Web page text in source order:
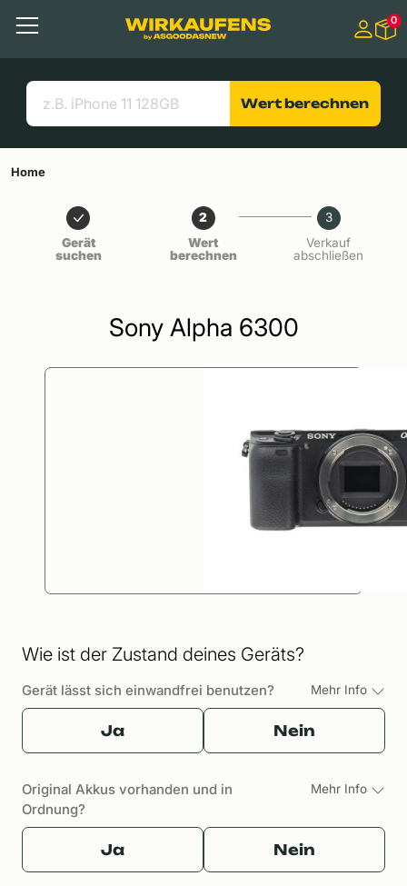
Menü
Suchen
Nützliche Links
0
Wert berechnen
Home
Gerät
suchen
2
Wert
berechnen
3
Verkauf
abschließen
Sony Alpha 6300
Wie ist der Zustand deines Geräts?
Gerät lässt sich einwandfrei benutzen? Mehr Info
Ja Nein
Original Akkus vorhanden und in
Ordnung?
Mehr Info
Ja Nein